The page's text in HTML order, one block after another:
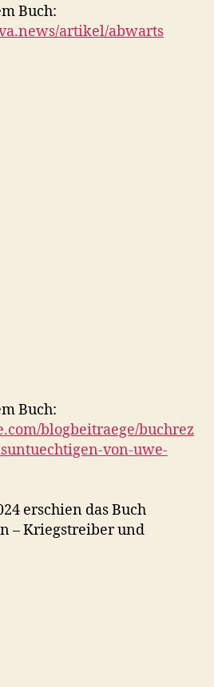
Buch:
artikel/abwarts
Buch:
blogbeitraege/buchrez
von-uwe-
erschien das Buch
– Kriegstreiber und